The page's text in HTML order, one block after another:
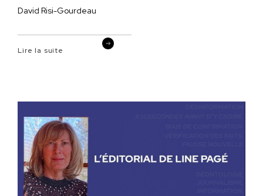
David Risi-Gourdeau
Lire la suite